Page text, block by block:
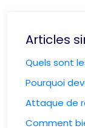
Articles
Quels sont
Pourquoi
Attaque de
Comment